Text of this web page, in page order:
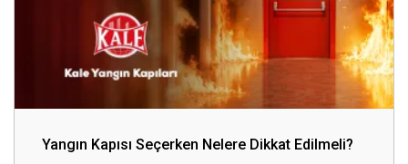
Yangın Kapısı Seçerken Nelere Dikkat Edilmeli?